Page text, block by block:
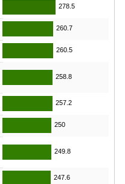
278.5
260.7
260.5
258.8
257.2
250
249.8
247.6